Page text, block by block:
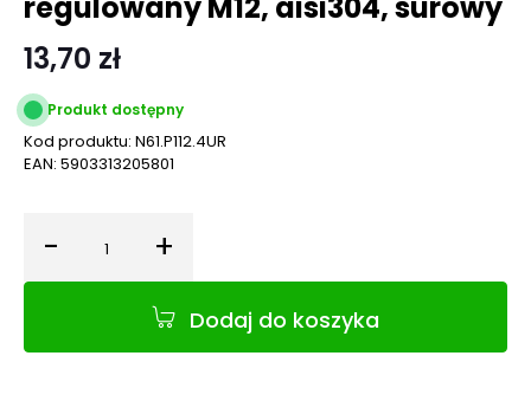
13,70 zł
Produkt dostępny
Kod produktu: N61.P112.4UR
EAN: 5903313205801
- Ilość +
Dodaj do koszyka